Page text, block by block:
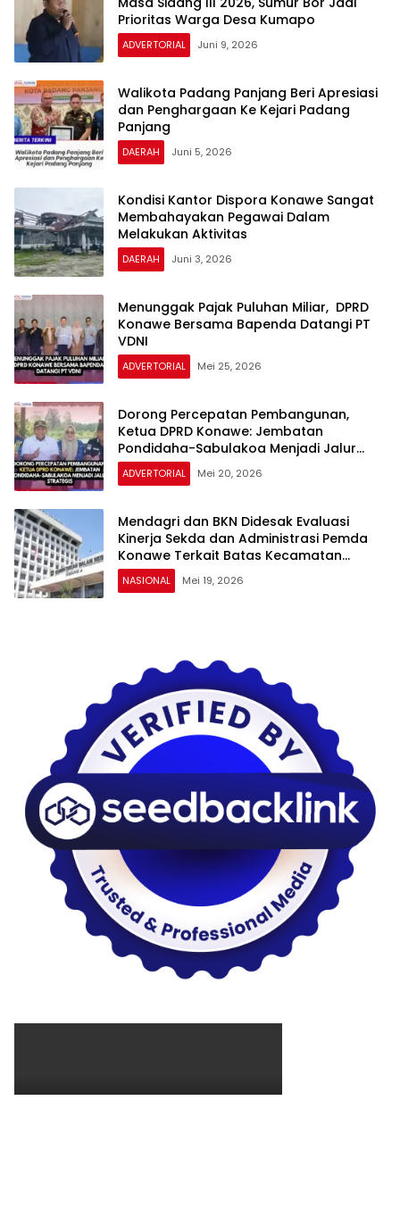
Prioritas Warga Desa Kumapo
ADVERTORIAL Juni 9, 2026
Walikota Padang Panjang Beri Apresiasi
dan Penghargaan Ke Kejari Padang
Panjang
DAERAH Juni 5, 2026
Kondisi Kantor Dispora Konawe Sangat
Membahayakan Pegawai Dalam
Melakukan Aktivitas
DAERAH Juni 3, 2026
Menunggak Pajak Puluhan Miliar, DPRD
Konawe Bersama Bapenda Datangi PT
VDNI
ADVERTORIAL Mei 25, 2026
Dorong Percepatan Pembangunan,
Ketua DPRD Konawe: Jembatan
Pondidaha-Sabulakoa Menjadi Jalur
Strategis
ADVERTORIAL Mei 20, 2026
Mendagri dan BKN Didesak Evaluasi
Kinerja Sekda dan Administrasi Pemda
Konawe Terkait Batas Kecamatan
Pondidaha – Amonggedo
NASIONAL Mei 19, 2026